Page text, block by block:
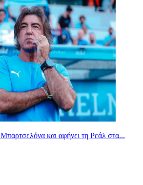
και αφήνει τη Ρεάλ στα...